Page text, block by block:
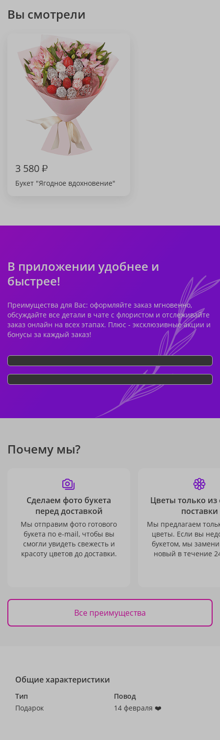
Вы смотрели
3 580₽
Букет "Ягодное вдохновение"
В приложении удобнее и
быстрее!
Преимущества для Вас: оформляйте заказ мгновенно,
обсуждайте все детали в чате с флористом и отслеживайте
заказ онлайн на всех этапах. Плюс - эксклюзивные акции и
бонусы за каждый заказ!
Почему мы?
Сделаем фото букета
перед доставкой
Мы отправим фото готового
букета по e-mail, чтобы вы
смогли увидеть свежесть и
красоту цветов до доставки.
Цветы только из
поставки
Мы предлагаем
цветы. Если вы
букетом, мы
новый в течение
Все преимущества
Общие характеристики
Тип
Подарок
Повод
14 февраля ❤️